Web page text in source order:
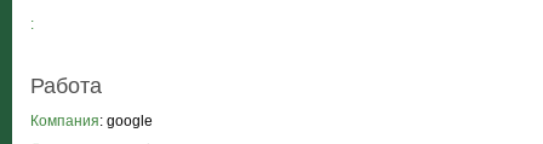
:
Работа
Компания: google